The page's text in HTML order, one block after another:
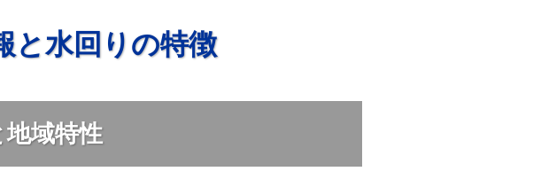
と水回りの特徴
地域特性